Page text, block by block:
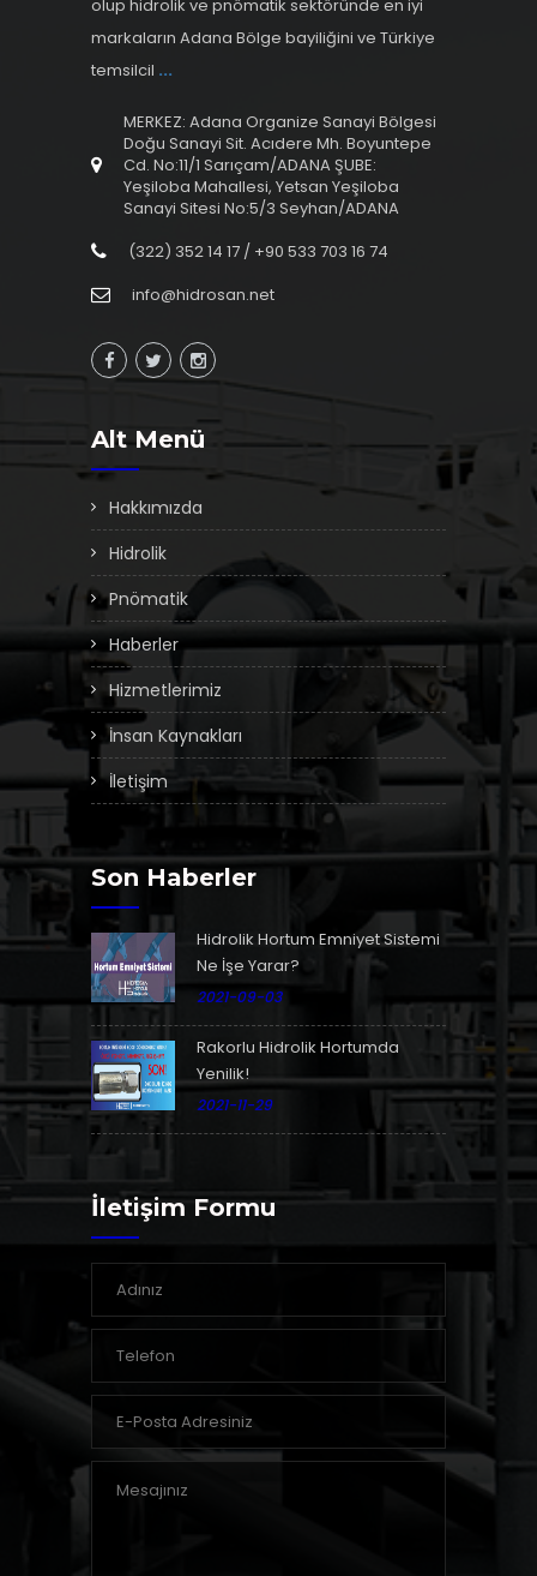
olup hidrolik ve pnömatik sektöründe en iyi
markaların Adana Bölge bayiliğini ve Türkiye
temsilcil ...
MERKEZ: Adana Organize Sanayi Bölgesi
Doğu Sanayi Sit. Acıdere Mh. Boyuntepe
Cd. No:11/1 Sarıçam/ADANA ŞUBE:
Yeşiloba Mahallesi, Yetsan Yeşiloba
Sanayi Sitesi No:5/3 Seyhan/ADANA
(322) 352 14 17 / +90 533 703 16 74
info@hidrosan.net
Alt Menü
Hakkımızda
Hidrolik
Pnömatik
Haberler
Hizmetlerimiz
İnsan Kaynakları
İletişim
Son Haberler
Hidrolik Hortum Emniyet Sistemi
Ne İşe Yarar?
2021-09-03
Rakorlu Hidrolik Hortumda
Yenilik!
2021-11-29
İletişim Formu